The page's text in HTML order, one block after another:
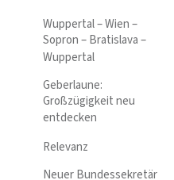
Wuppertal – Wien –
Sopron – Bratislava –
Wuppertal
Geberlaune:
Großzügigkeit neu
entdecken
Relevanz
Neuer Bundessekretär